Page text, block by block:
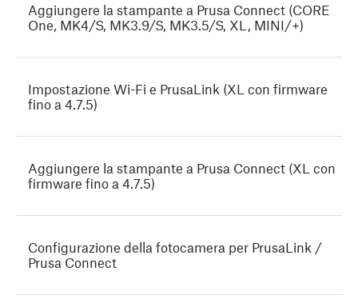
Aggiungere la stampante a Prusa Connect (CORE
One, MK4/S, MK3.9/S, MK3.5/S, XL, MINI/+)
Impostazione Wi-Fi e PrusaLink (XL con firmware
fino a 4.7.5)
Aggiungere la stampante a Prusa Connect (XL con
firmware fino a 4.7.5)
Configurazione della fotocamera per PrusaLink /
Prusa Connect